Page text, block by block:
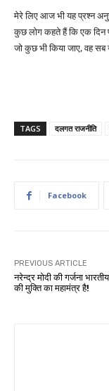
मेरे लिए आज भी यह प्रश्न
कुछ लोग कहते हैं कि एक दिन
जो कुछ भी किया जाए, वह सब
TAGS दलगत राजनीति
Facebook
PREVIOUS ARTICLE
नरेन्द्र मोदी की गर्जना भारतीय
की मुक्ति का महामंत्र है!